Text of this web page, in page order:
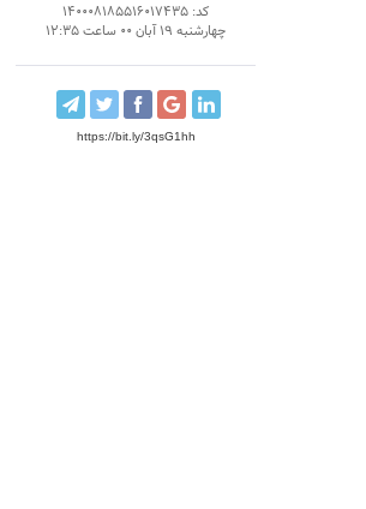
کد: 140008185516017435
چهارشنبه 19 آبان 00 ساعت 12:35
https://bit.ly/3qsG1hh